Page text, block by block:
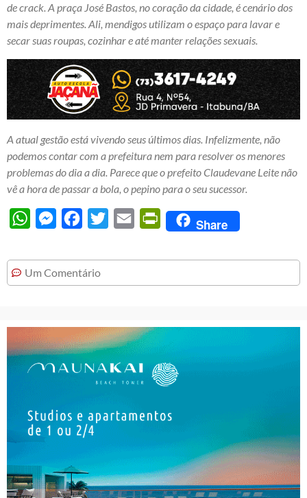
de crack. A praça José Bastos, no coração da cidade, é cenário dos
mais deprimentes. Ali, mendigos utilizam o espaço para lavar e
secar suas roupas, cozinhar e até manter relações sexuais.
A atual gestão está vivendo seus últimos dias. Infelizmente, não
podemos contar com a prefeitura nem para resolver os menores
problemas do dia a dia. Parece que o prefeito Claudevane Leite não
vê a hora de passar a bola, o pepino para o seu sucessor.
WhatsAppMessengerFacebook
Twitter Email PrintFriendly
Share
Um Comentário